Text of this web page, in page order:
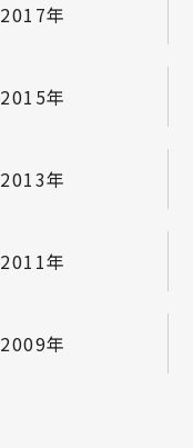
2017年
2015年
2013年
2011年
2009年